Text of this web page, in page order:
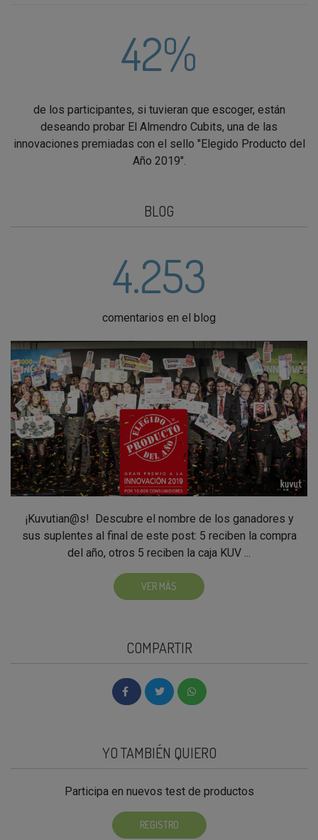
42%
de los participantes, si tuvieran que escoger, están
deseando probar El Almendro Cubits, una de las
innovaciones premiadas con el sello "Elegido Producto del
Año 2019".
BLOG
4.253
comentarios en el blog
¡Kuvutian@s! Descubre el nombre de los ganadores y
sus suplentes al final de este post: 5 reciben la compra
del año, otros 5 reciben la caja KUV ...
VER MÁS
COMPARTIR
YO TAMBIÉN QUIERO
Participa en nuevos test de productos
REGISTRO